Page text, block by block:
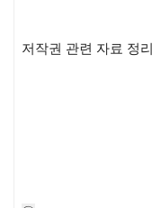
저작권 관련 자료 정리